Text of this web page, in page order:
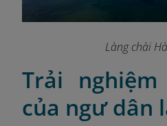
Làng chài
Trải
của ngư dân